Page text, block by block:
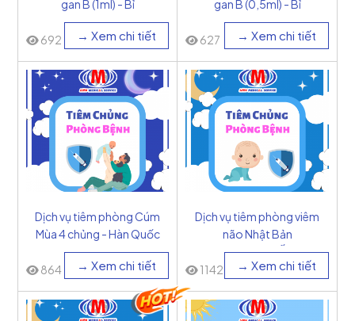
gan B (1ml) - Bỉ
692 → Xem chi tiết
gan B (0,5ml) - Bỉ
627 → Xem chi tiết
Dịch vụ tiêm phòng Cúm
Mùa 4 chủng - Hàn Quốc
864 → Xem chi tiết
Dịch vụ tiêm phòng viêm
não Nhật Bản
(6ug/0.5ml) - Ấn Độ
1142
→ Xem chi tiết